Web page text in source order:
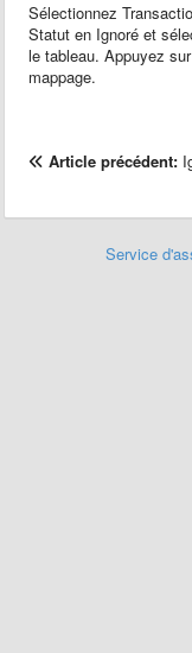
Sélectionnez
Statut en Ignoré et
le tableau. Appuyez
mappage.
Article précédent:
Service